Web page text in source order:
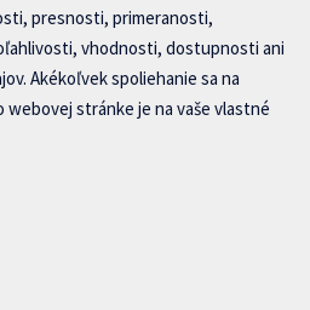
presnosti, primeranosti,
vhodnosti, dostupnosti ani
Akékoľvek spoliehanie sa na
stránke je na vaše vlastné